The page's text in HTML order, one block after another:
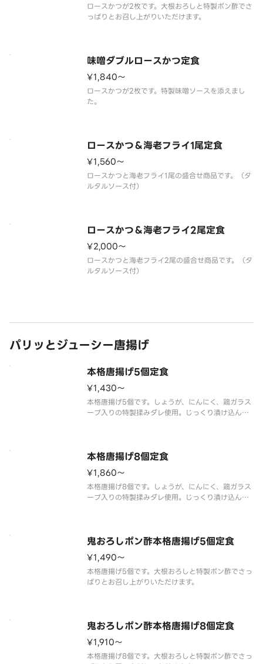
ロースかつが2枚です。大根おろしと特製ポン酢でさ
っぱりとお召し上がりいただけます。
味噌ダブルロースかつ定食
¥1,840〜
ロースかつが2枚です。特製味噌ソースを添えまし
た。
ロースかつ＆海老フライ1尾定食
¥1,560〜
ロースかつと海老フライ1尾の盛合せ商品です。（タ
ロースかつ＆海老フライ2尾定食
¥2,000〜
ロースかつと海老フライ2尾の盛合せ商品です。（タ
パリッとジューシー唐揚げ
本格唐揚げ5個定食
¥1,430〜
本格唐揚げ5個です。しょうが、にんにく、鶏ガラス
ープ入りの特製揉みダレ使用。じっくり漬け込んだ
本格唐揚げ8個定食
¥1,860〜
本格唐揚げ8個です。しょうが、にんにく、鶏ガラス
ープ入りの特製揉みダレ使用。じっくり漬け込んだ
鬼おろしポン酢本格唐揚げ5個定食
¥1,490〜
本格唐揚げ5個です。大根おろしと特製ポン酢でさっ
鬼おろしポン酢本格唐揚げ8個定食
¥1,910〜
本格唐揚げ8個です。大根おろしと特製ポン酢でさっ